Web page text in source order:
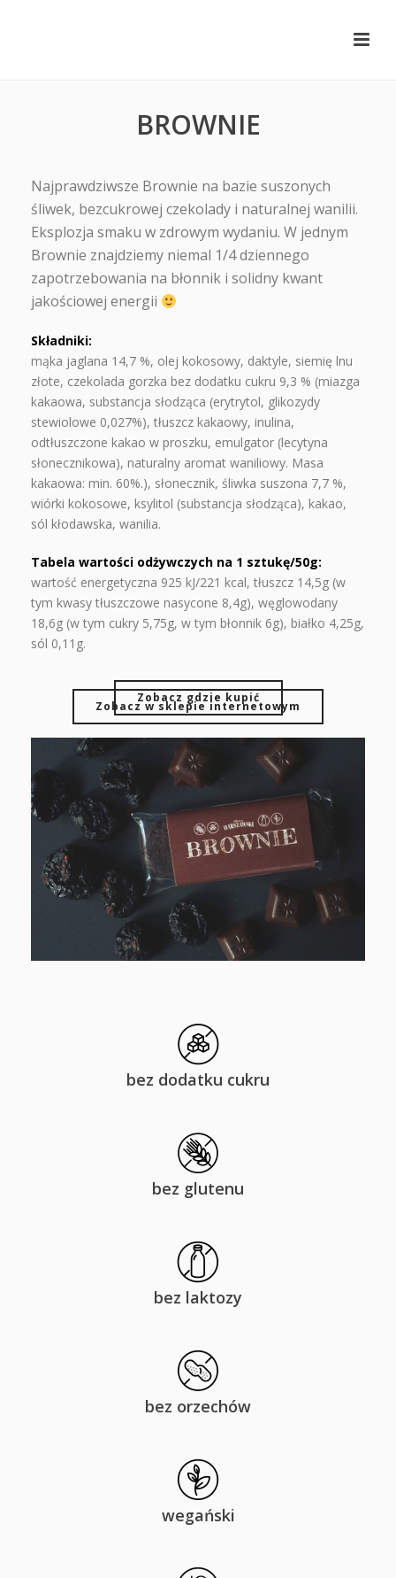
BROWNIE
Najprawdziwsze Brownie na bazie suszonych
śliwek, bezcukrowej czekolady i naturalnej wanilii.
Eksplozja smaku w zdrowym wydaniu. W jednym
Brownie znajdziemy niemal 1/4 dziennego
zapotrzebowania na błonnik i solidny kwant
jakościowej energii
Składniki:
mąka jaglana 14,7 %, olej kokosowy, daktyle, siemię lnu
złote, czekolada gorzka bez dodatku cukru 9,3 % (miazga
kakaowa, substancja słodząca (erytrytol, glikozydy
stewiolowe 0,027%), tłuszcz kakaowy, inulina,
odtłuszczone kakao w proszku, emulgator (lecytyna
słonecznikowa), naturalny aromat waniliowy. Masa
kakaowa: min. 60%.), słonecznik, śliwka suszona 7,7 %,
wiórki kokosowe, ksylitol (substancja słodząca), kakao,
sól kłodawska, wanilia.
Tabela wartości odżywczych na 1 sztukę/50g:
wartość energetyczna 925 kJ/221 kcal, tłuszcz 14,5g (w
tym kwasy tłuszczowe nasycone 8,4g), węglowodany
18,6g (w tym cukry 5,75g, w tym błonnik 6g), białko 4,25g,
sól 0,11g.
Zobacz gdzie kupić
Zobacz w sklepie internetowym
bez dodatku cukru
bez glutenu
bez laktozy
bez orzechów
wegański